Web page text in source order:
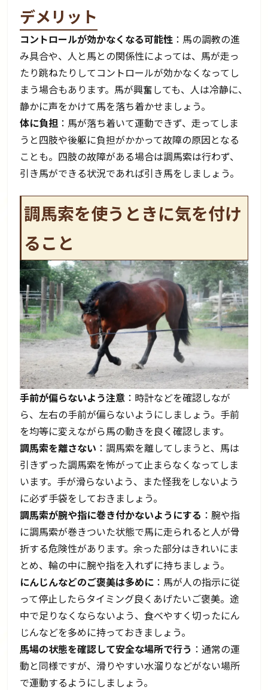
デメリット
コントロールが効かなくなる可能性 ：馬の調教の進
み具合や、人と馬との関係性によっては、馬が走っ
たり跳ねたりしてコントロールが効かなくなってし
まう場合もあります。馬が興奮しても、人は冷静に、
静かに声をかけて馬を落ち着かせましょう。
体に負担 ：馬が落ち着いて運動できず、走ってしま
うと四肢や後躯に負担がかかって故障の原因となる
ことも。四肢の故障がある場合は調馬索は行わず、
引き馬ができる状況であれば引き馬をしましょう。
調馬索を使うときに気を付け
ること
手前が偏らないよう注意 ：時計などを確認しなが
ら、左右の手前が偏らないようにしましょう。手前
を均等に変えながら馬の動きを良く確認します。
調馬索を離さない ：調馬索を離してしまうと、馬は
引きずった調馬索を怖がって止まらなくなってしま
います。手が滑らないよう、また怪我をしないよう
に必ず手袋をしておきましょう。
調馬索が腕や指に巻き付かないようにする ：腕や指
に調馬索が巻きついた状態で馬に走られると人が骨
折する危険性があります。余った部分はきれいにま
とめ、輪の中に腕や指を入れずに持ちましょう。
にんじんなどのご褒美は多めに ：馬が人の指示に従
って停止したらタイミング良くあげたいご褒美。途
中で足りなくならないよう、食べやすく切ったにん
じんなどを多めに持っておきましょう。
馬場の状態を確認して安全な場所で行う ：通常の運
動と同様ですが、滑りやすい水溜りなどがない場所
で運動するようにしましょう。